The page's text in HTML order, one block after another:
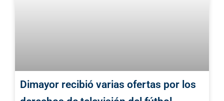
Dimayor recibió varias ofertas por los